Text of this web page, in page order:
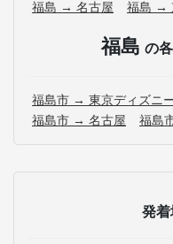
福島 → 名古屋
福島 →
福島 の
福島市 → 東京ディズニ
福島市 → 名古屋
福島
発